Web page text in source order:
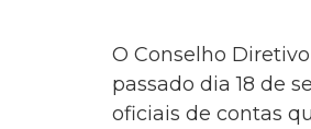
O Conselho
passado dia 18 de
oficiais de contas